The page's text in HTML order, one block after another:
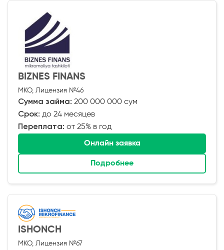
BIZNES FINANS
МКО, Лицензия №46
Сумма займа: 200 000 000 сум
Срок: до 24 месяцев
Переплата: от 25% в год
Онлайн заявка
Подробнее
ISHONCH
МКО, Лицензия №67